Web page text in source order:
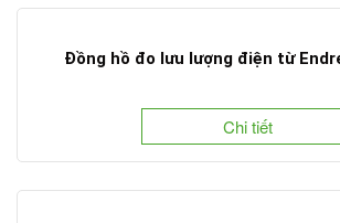
Đồng hồ đo lưu lượng điện từ
Chi tiết